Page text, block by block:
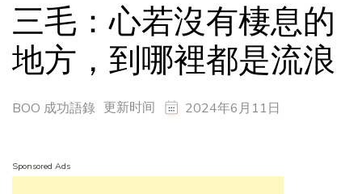
三毛：心若沒有棲息的
地方，到哪裡都是流浪
BOO 成功語錄 更新时间 2024年6月11日
Sponsored Ads